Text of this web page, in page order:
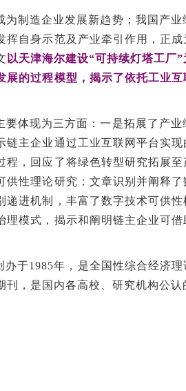
为制造企业发展新趋势；我国产
挥自身示范及产业牵引作用，正
以天津海尔建设“可持续灯塔工厂
展的过程模型，揭示了依托工业
要体现为三方面：一是拓展了产
链主企业通过工业互联网平台实
程，回应了将绿色转型研究拓展
供性理论研究；文章识别并阐释
递进机制，丰富了数字技术可供
理模式，揭示和阐明链主企业可
办于1985年，是全国性综合经济
刊，是国内各高校、研究机构公